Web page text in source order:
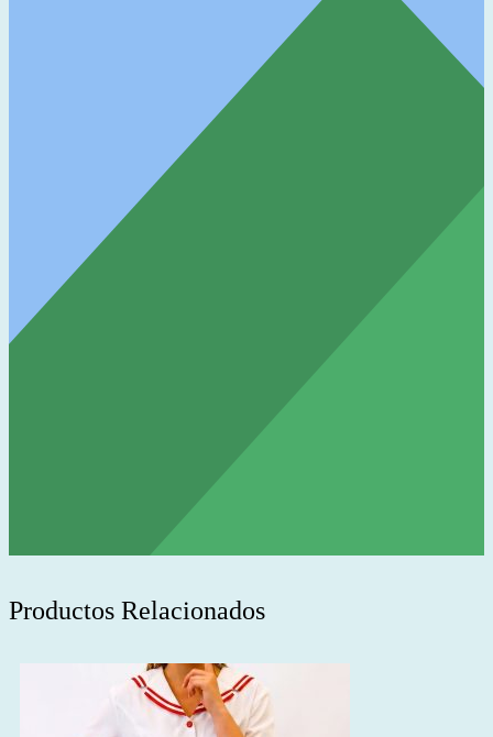
Productos Relacionados